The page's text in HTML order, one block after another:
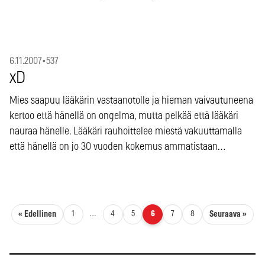
6.11.2007•537
xD
Mies saapuu lääkärin vastaanotolle ja hieman vaivautuneena
kertoo että hänellä on ongelma, mutta pelkää että lääkäri
nauraa hänelle. Lääkäri rauhoittelee miestä vakuuttamalla
että hänellä on jo 30 vuoden kokemus ammatistaan…
Artikkelien sivutus
« Edellinen 1 … 4 5 6 7 8 Seuraava »